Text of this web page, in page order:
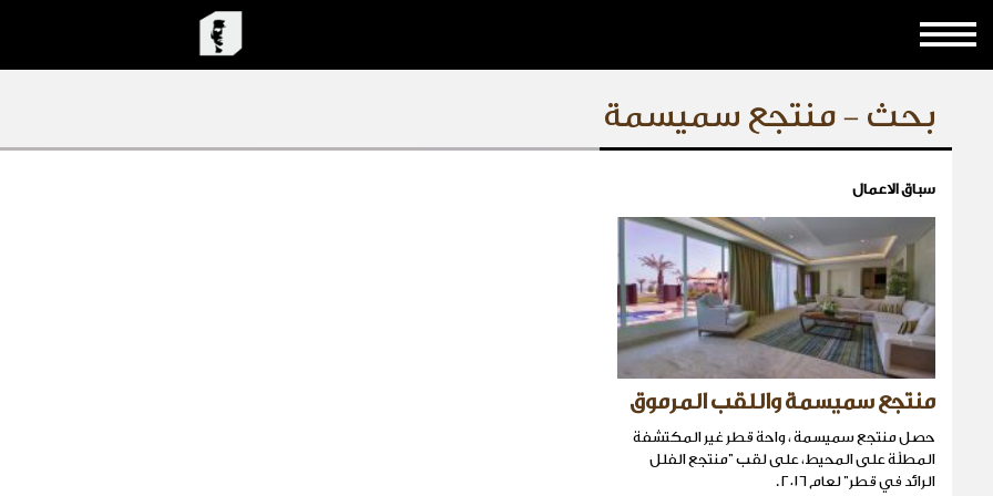
بحث - منتجع سميسمة
سباق الاعمال
منتجع سميسمة واللقب المرموق
حصل منتجع سميسمة ، واحة قطر غير المكتشفة
المطلّة على المحيط، على لقب "منتجع الفلل
الرائد في قطر" لعام ٢٠١٦ .